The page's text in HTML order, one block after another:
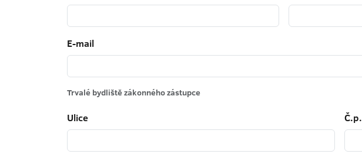
E-mail
Trvalé bydliště zákonného zástupce
Ulice Č.p.